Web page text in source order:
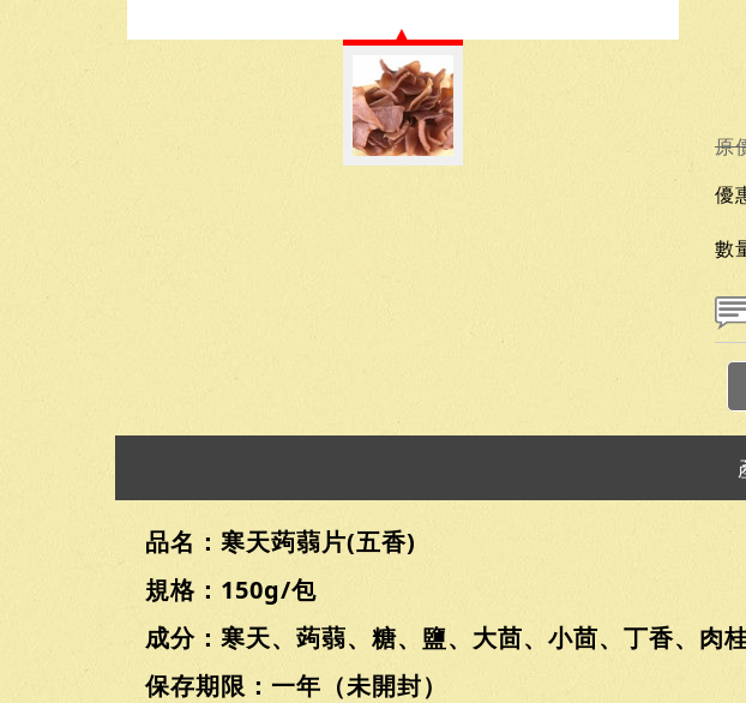
原
優
數
品名：寒天蒟蒻片(五香)
規格：150g/包
成分：寒天、蒟蒻、糖、鹽、大茴、小茴、丁香、肉
保存期限：一年（未開封）